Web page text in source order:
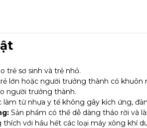
trẻ sơ sinh và trẻ nhỏ.
lớn hoặc người trưởng thành có khuôn
người trưởng thành.
làm từ nhựa y tế không gây kích ứng,
Sản phẩm có thể dễ dàng tháo rời và
thích với hầu hết các loại máy xông khí